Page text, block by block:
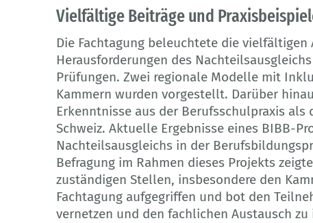
Vielfältige Beiträge und
Die Fachtagung beleuchtete die
Herausforderungen des
Prüfungen. Zwei regionale Modelle mit
Kammern wurden vorgestellt. Darüber
Erkenntnisse aus der Berufsschulpraxis
Schweiz. Aktuelle Ergebnisse eines BIBB-
Nachteilsausgleichs in der
Befragung im Rahmen dieses Projekts
zuständigen Stellen, insbesondere den
Fachtagung aufgegriffen und bot den
vernetzen und den fachlichen Austausch